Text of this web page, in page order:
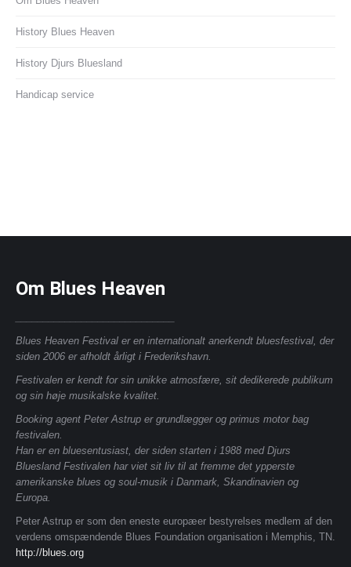
History Blues Heaven
History Djurs Bluesland
Handicap service
Om Blues Heaven
Blues Heaven Festival er en internationalt anerkendt bluesfestival, der
siden 2006 er afholdt årligt i Frederikshavn.
Festivalen er kendt for sin unikke atmosfære, sit dedikerede publikum
og sin høje musikalske kvalitet.
Booking agent Peter Astrup er grundlægger og primus motor bag
festivalen.
Han er en bluesentusiast, der siden starten i 1988 med Djurs
Bluesland Festivalen har viet sit liv til at fremme det ypperste
amerikanske blues og soul-musik i Danmark, Skandinavien og
Europa.
Peter Astrup er som den eneste europæer bestyrelses medlem af den
verdens omspændende Blues Foundation organisation i Memphis, TN.
http://blues.org